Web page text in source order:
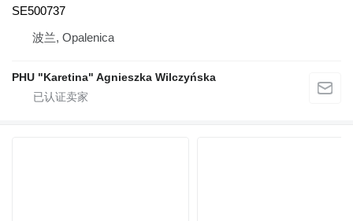
SE500737
波兰, Opalenica
PHU "Karetina" Agnieszka Wilczyńska